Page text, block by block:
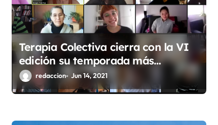
n
t
r
a
d
a
Terapia Colectiva cierra con la VI
edición su temporada más
internacional
redaccion Jun 14, 2021